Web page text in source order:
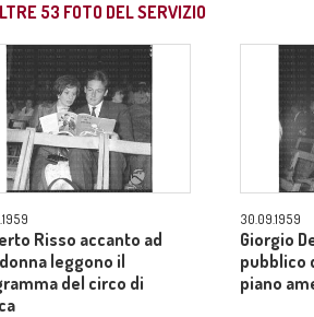
53 FOTO DEL SERVIZIO
Risso accanto ad
leggono il
del circo di
30.09.1959
Giorgio
pubblico
piano